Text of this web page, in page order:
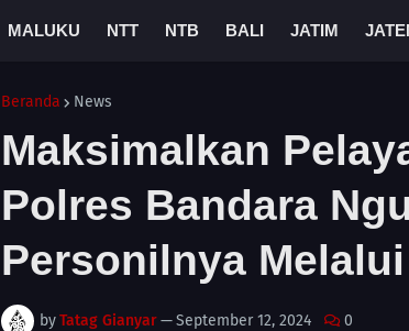
MALUKU NTT NTB BALI JATIM
Beranda News
Maksimalkan
Polres Bandara
Personilnya
byTatag Gianyar—September 12, 2024 0